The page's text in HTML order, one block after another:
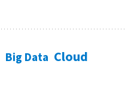
Big Data Cloud